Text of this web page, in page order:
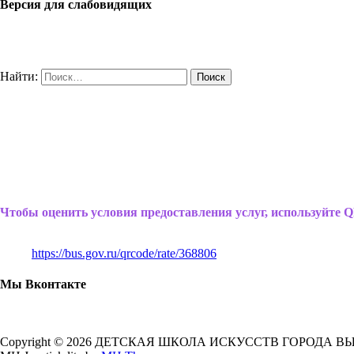
Версия для слабовидящих
Найти:
Чтобы оценить условия предоставления услуг, используйте
https://bus.gov.ru/qrcode/rate/368806
Мы Вконтакте
Copyright © 2026 ДЕТСКАЯ ШКОЛА ИСКУССТВ ГОРОДА